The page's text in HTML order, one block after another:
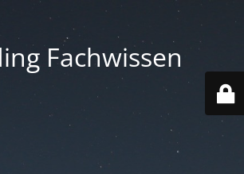
Fachwissen